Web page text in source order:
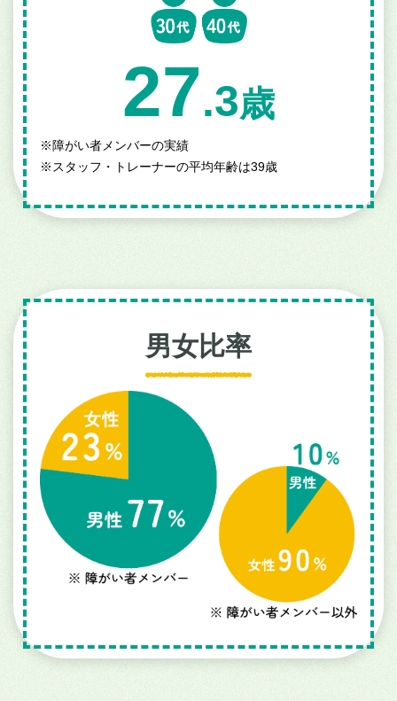
27.3歳
※ 障がい者メンバーの実績
※ スタッフ・トレーナーの平均年齢は39歳
男女比率